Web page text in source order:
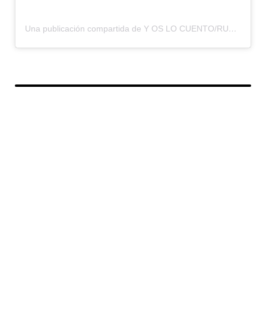
Una publicación compartida de Y OS LO CUENTO/RUMBOS OLVIDADOS (@yoslocuento)